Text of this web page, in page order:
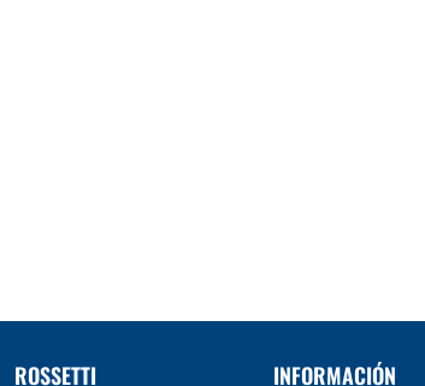
ROSSETTI INFORMACIÓN